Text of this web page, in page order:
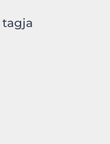
tagja